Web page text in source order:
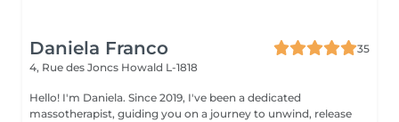
Daniela Franco
35
4, Rue des Joncs Howald L-1818
Hello! I'm Daniela. Since 2019, I've been a dedicated
massotherapist, guiding you on a journey to unwind, release